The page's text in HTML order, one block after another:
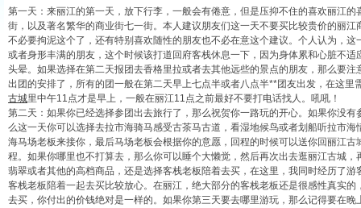
第一天：来丽江的第一天，放下行李，一般会有倦意，但是压抑不住的喜欢丽江的
街，以及著名繁华的商业街七一街。本人建议朋友们这一天不要买比较贵价的丽
不必要拘泥这个了，还有特别喜欢随性的朋友也不必在意这个建议。个人认为，
或者身形丰满的朋友，这个时候该打道回府客栈休息一下，因为身体累和心脏不
头晕。如果选择在第二天报团去香格里拉或者去其他远些的景点的朋友，那么要
出团的安排了，所有的团一般在第二天早上七点半或者八点半**团友出发，在这
古城里中午11点才是早上，一般在丽江11点之前最好不要打电话找人。吼吼！
第二天：如果你已经选择参团出去旅行了，那么祝贺你一路玩的开心。如果你没有
么这一天你可以选择去拉市海骑马感受古茶马古道，看湿地候鸟或者划船听拉市
海马场老板来接你，最后马场老板会根据你的意愿，回程的时候可以送你回丽江
程。如果你哪里也不打算去，那么你可以睡个大懒觉，然后再次出去逛丽江古城
翡翠或者其他的高档商品，还是选择客栈老板陪着去买，在这里，我同时经历了
客栈老板陪着一起去买比较放心。在丽江，绝大部分的客栈老板还是很感性真实
去买，你付出的价钱绝对是一样的。如果你第三天要去哪里游玩，那么记得要在